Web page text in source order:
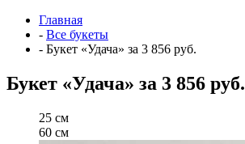
Главная
- Все букеты
- Букет «Удача» за 3 856 руб.
Букет «Удача» за 3 856 руб.
25 см
60 см